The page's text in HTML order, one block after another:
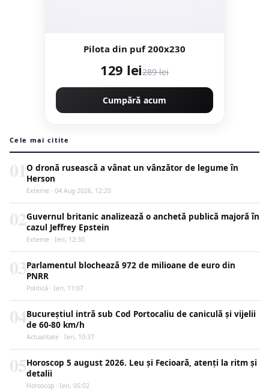
Pilota din puf 200x230
129 lei289 lei
Cumpără acum
Cele mai citite
O dronă rusească a vânat un vânzător de legume în
Herson
Externe · 04 Aug 2026, 12:20
Guvernul britanic analizează o anchetă publică majoră în
cazul Jeffrey Epstein
Externe · Ieri, 12:30
Parlamentul blochează 972 de milioane de euro din
PNRR
Politică · Ieri, 11:07
Bucureștiul intră sub Cod Portocaliu de caniculă și vijelii
de 60-80 km/h
Actualitate · Ieri, 10:37
Horoscop 5 august 2026. Leu și Fecioară, atenți la ritm și
detalii
Horoscop · Ieri, 05:02